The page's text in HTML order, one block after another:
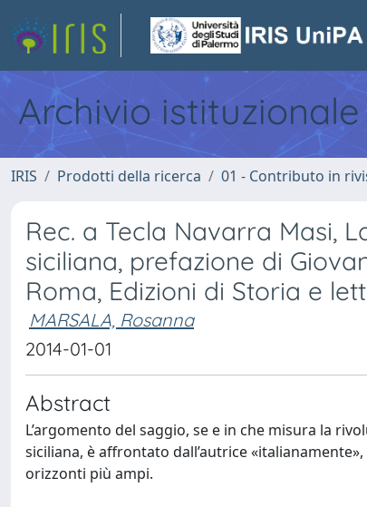
Archivio
IRIS Prodotti della ricerca 01 - Contributo in
Rec. a Tecla Navarra Masi,
siciliana, prefazione di
Roma, Edizioni di Storia e
MARSALA, Rosanna
2014-01-01
Abstract
L’argomento del saggio, se e in che misura la
siciliana, è affrontato dall’autrice
orizzonti più ampi.